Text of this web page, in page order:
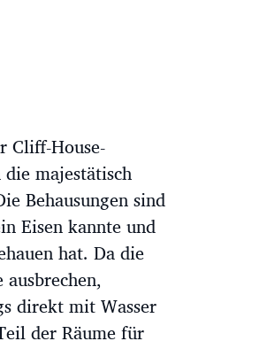
Cliff-House-
majestätisch
Behausungen sind
Eisen kannte und
hat. Da die
direkt mit Wasser
der Räume für